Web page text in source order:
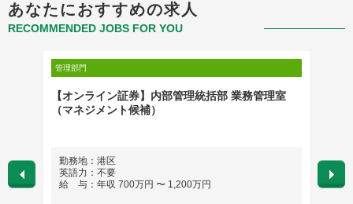
あなたにおすすめの求人
RECOMMENDED JOBS FOR YOU
管理部門
【オンライン証券】内部管理統括部 業務管理室
（マネジメント候補）
勤務地：港区
英語力：不要
給 与：年収 700万円 〜 1,200万円
勤務
英語
給